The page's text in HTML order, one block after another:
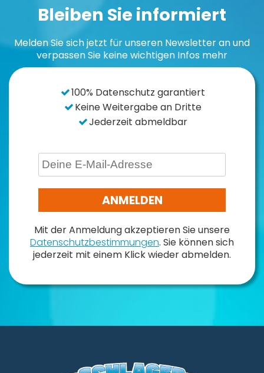
Bleiben Sie informiert
Melden Sie sich jetzt für unseren Newsletter an und
verpassen Sie keine wichtigen Infos mehr
100% Datenschutz garantiert
Keine Weitergabe an Dritte
Jederzeit abmeldbar
ANMELDEN
Mit der Anmeldung akzeptieren Sie unsere
Datenschutzbestimmungen. Sie können sich
jederzeit mit einem Klick wieder abmelden.